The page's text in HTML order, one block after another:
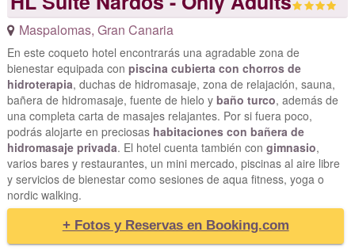
Maspalomas, Gran Canaria
En este coqueto hotel encontrarás una agradable zona de
bienestar equipada con piscina cubierta con chorros de
hidroterapia, duchas de hidromasaje, zona de relajación, sauna,
bañera de hidromasaje, fuente de hielo y baño turco, además de
una completa carta de masajes relajantes. Por si fuera poco,
podrás alojarte en preciosas habitaciones con bañera de
hidromasaje privada. El hotel cuenta también con gimnasio,
varios bares y restaurantes, un mini mercado, piscinas al aire libre
y servicios de bienestar como sesiones de aqua fitness, yoga o
nordic walking.
+ Fotos y Reservas en Booking.com